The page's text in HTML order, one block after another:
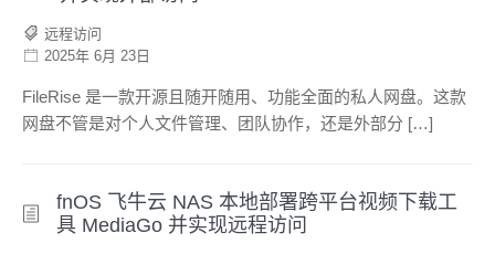
远程访问
2025年 6月 23日
FileRise 是一款开源且随开随用、功能全面的私人网盘。这款
网盘不管是对个人文件管理、团队协作，还是外部分 […]
fnOS 飞牛云 NAS 本地部署跨平台视频下载工
具 MediaGo 并实现远程访问